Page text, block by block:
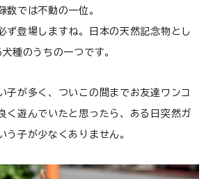
数では不動の一位。
ず登場しますね。日本の天然記念物とし
種のうちの一つです。
子が多く、ついこの間までお友達ワンコ
く遊んでいたと思ったら、ある日突然ガ
う子が少なくありません。